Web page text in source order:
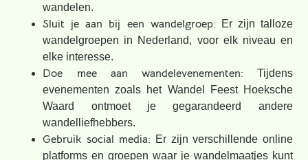
wandelen.
Sluit je aan bij een wandelgroep: Er zijn talloze
wandelgroepen in Nederland, voor elk niveau en
elke interesse.
Doe mee aan wandelevenementen: Tijdens
evenementen zoals het Wandel Feest Hoeksche
Waard ontmoet je gegarandeerd andere
wandelliefhebbers.
Gebruik social media: Er zijn verschillende online
platforms en groepen waar je wandelmaatjes kunt